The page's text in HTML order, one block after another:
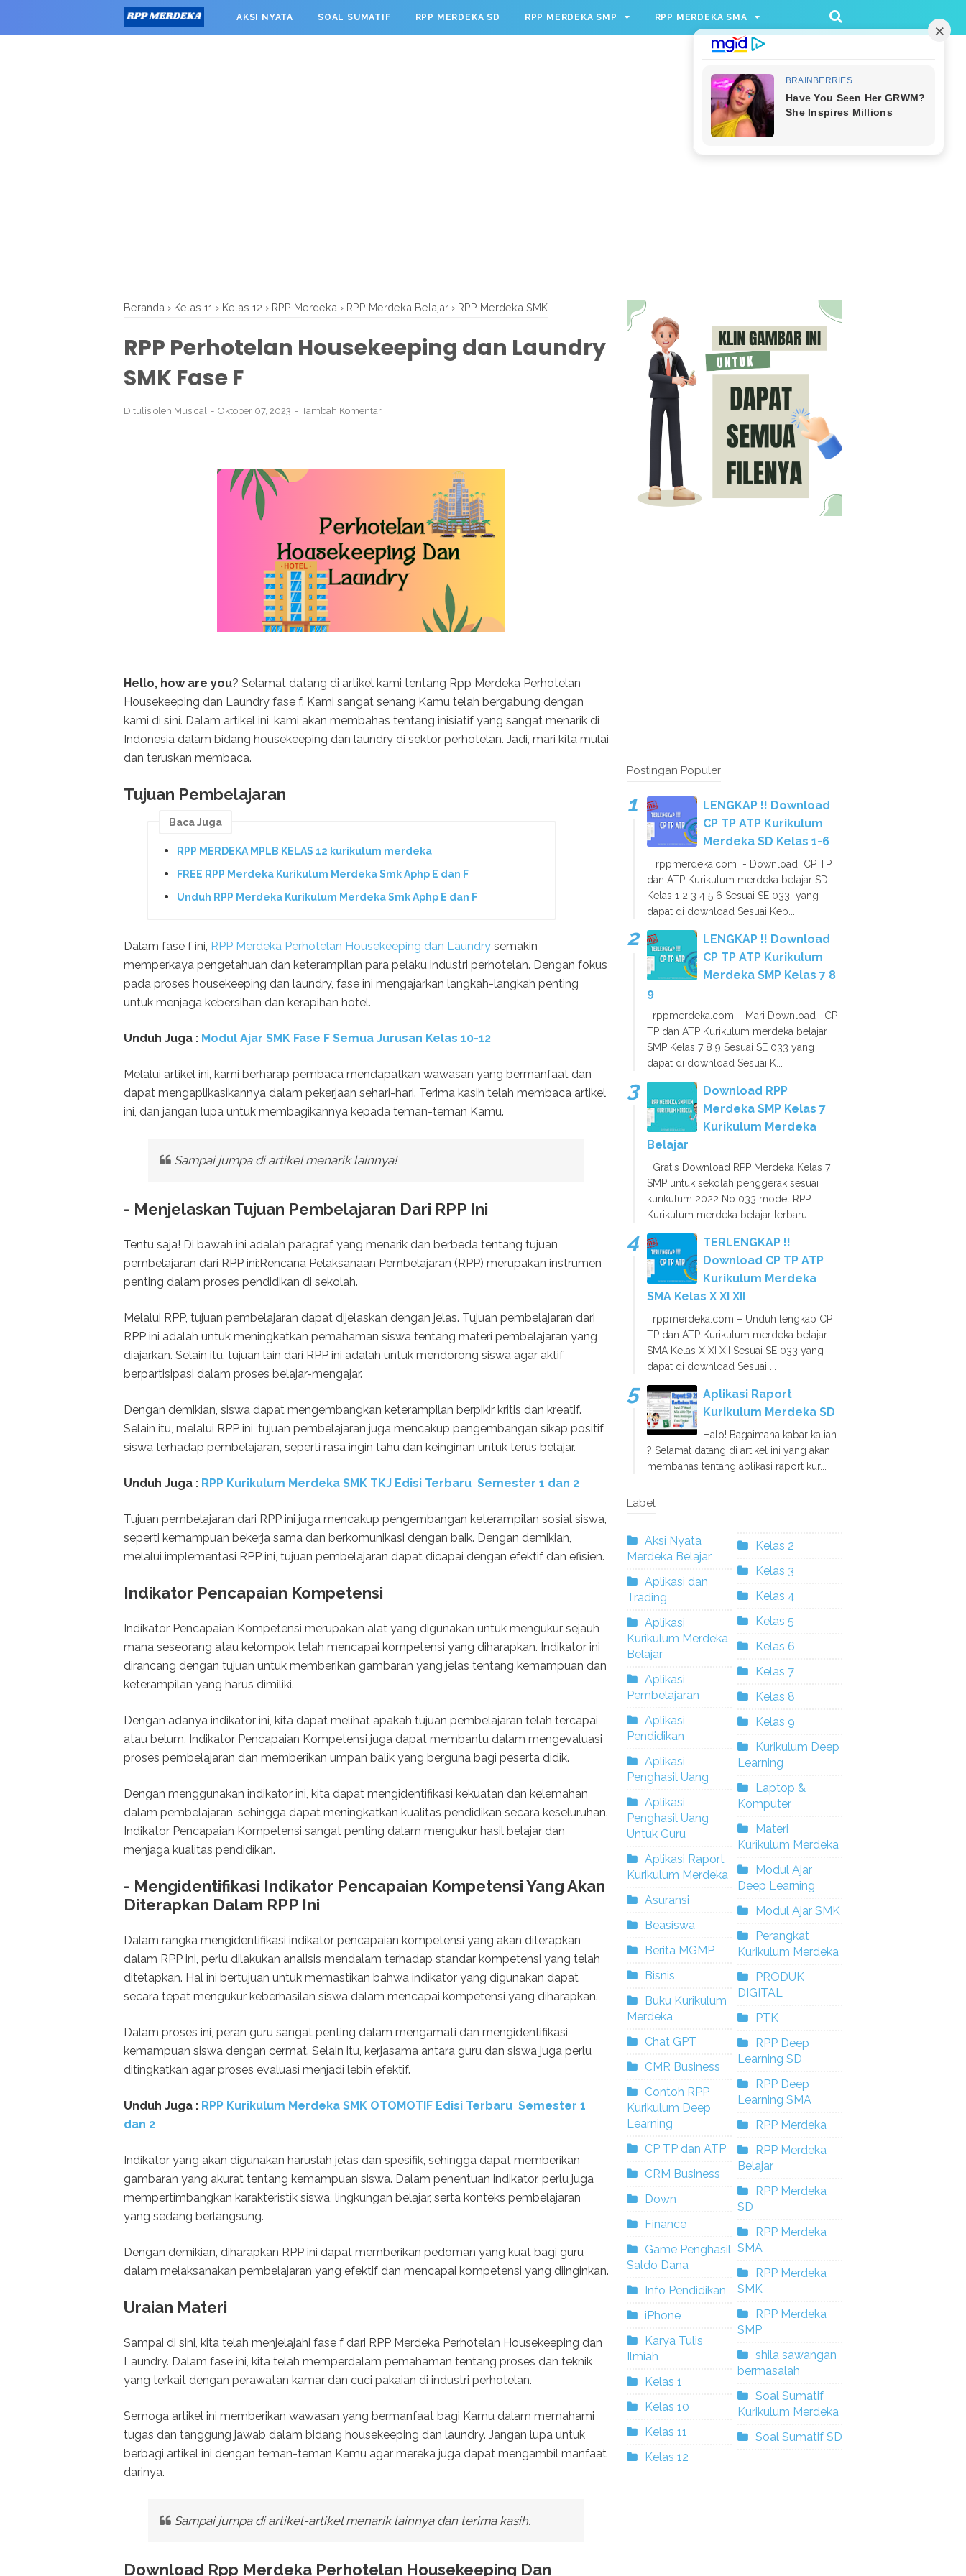
window.googletag = window.googletag || {cmd: []}; googletag.cmd.push(function() { googletag.defineSlot('/23209888932/rppmer', [336, 280], 'div-gpt-ad-1733174991559-
0').addService(googletag.pubads()); googletag.pubads().enableSingleRequest(); googletag.enableServices(); });
AKSI NYATA SOAL SUMATIF RPP MERDEKA SD RPP MERDEKA SMP RPP MERDEKA SMA
Beranda › Kelas 11 › Kelas 12 › RPP Merdeka › RPP Merdeka Belajar › RPP Merdeka SMK
RPP Perhotelan Housekeeping dan Laundry
SMK Fase F
Ditulis oleh Musical Oktober 07, 2023 Tambah Komentar
Hello, how are you? Selamat datang di artikel kami tentang Rpp Merdeka Perhotelan
Housekeeping dan Laundry fase f. Kami sangat senang Kamu telah bergabung dengan
kami di sini. Dalam artikel ini, kami akan membahas tentang inisiatif yang sangat menarik di
Indonesia dalam bidang housekeeping dan laundry di sektor perhotelan. Jadi, mari kita mulai
dan teruskan membaca.
Tujuan Pembelajaran
Baca Juga
RPP MERDEKA MPLB KELAS 12 kurikulum merdeka
FREE RPP Merdeka Kurikulum Merdeka Smk Aphp E dan F
Unduh RPP Merdeka Kurikulum Merdeka Smk Aphp E dan F
Dalam fase f ini, RPP Merdeka Perhotelan Housekeeping dan Laundry semakin
memperkaya pengetahuan dan keterampilan para pelaku industri perhotelan. Dengan fokus
pada proses housekeeping dan laundry, fase ini mengajarkan langkah-langkah penting
untuk menjaga kebersihan dan kerapihan hotel.
Unduh Juga : Modul Ajar SMK Fase F Semua Jurusan Kelas 10-12
Melalui artikel ini, kami berharap pembaca mendapatkan wawasan yang bermanfaat dan
dapat mengaplikasikannya dalam pekerjaan sehari-hari. Terima kasih telah membaca artikel
ini, dan jangan lupa untuk membagikannya kepada teman-teman Kamu.
Sampai jumpa di artikel menarik lainnya!
- Menjelaskan Tujuan Pembelajaran Dari RPP Ini
Tentu saja! Di bawah ini adalah paragraf yang menarik dan berbeda tentang tujuan
pembelajaran dari RPP ini:Rencana Pelaksanaan Pembelajaran (RPP) merupakan instrumen
penting dalam proses pendidikan di sekolah.
Melalui RPP, tujuan pembelajaran dapat dijelaskan dengan jelas. Tujuan pembelajaran dari
RPP ini adalah untuk meningkatkan pemahaman siswa tentang materi pembelajaran yang
diajarkan. Selain itu, tujuan lain dari RPP ini adalah untuk mendorong siswa agar aktif
berpartisipasi dalam proses belajar-mengajar.
Dengan demikian, siswa dapat mengembangkan keterampilan berpikir kritis dan kreatif.
Selain itu, melalui RPP ini, tujuan pembelajaran juga mencakup pengembangan sikap positif
siswa terhadap pembelajaran, seperti rasa ingin tahu dan keinginan untuk terus belajar.
Unduh Juga : RPP Kurikulum Merdeka SMK TKJ Edisi Terbaru Semester 1 dan 2
Tujuan pembelajaran dari RPP ini juga mencakup pengembangan keterampilan sosial siswa,
seperti kemampuan bekerja sama dan berkomunikasi dengan baik. Dengan demikian,
melalui implementasi RPP ini, tujuan pembelajaran dapat dicapai dengan efektif dan efisien.
Indikator Pencapaian Kompetensi
Indikator Pencapaian Kompetensi merupakan alat yang digunakan untuk mengukur sejauh
mana seseorang atau kelompok telah mencapai kompetensi yang diharapkan. Indikator ini
dirancang dengan tujuan untuk memberikan gambaran yang jelas tentang kemampuan dan
keterampilan yang harus dimiliki.
Dengan adanya indikator ini, kita dapat melihat apakah tujuan pembelajaran telah tercapai
atau belum. Indikator Pencapaian Kompetensi juga dapat membantu dalam mengevaluasi
proses pembelajaran dan memberikan umpan balik yang berguna bagi peserta didik.
Dengan menggunakan indikator ini, kita dapat mengidentifikasi kekuatan dan kelemahan
dalam pembelajaran, sehingga dapat meningkatkan kualitas pendidikan secara keseluruhan.
Indikator Pencapaian Kompetensi sangat penting dalam mengukur hasil belajar dan
menjaga kualitas pendidikan.
- Mengidentifikasi Indikator Pencapaian Kompetensi Yang Akan
Diterapkan Dalam RPP Ini
Dalam rangka mengidentifikasi indikator pencapaian kompetensi yang akan diterapkan
dalam RPP ini, perlu dilakukan analisis mendalam terhadap standar kompetensi yang telah
ditetapkan. Hal ini bertujuan untuk memastikan bahwa indikator yang digunakan dapat
secara tepat mengukur keberhasilan siswa dalam mencapai kompetensi yang diharapkan.
Dalam proses ini, peran guru sangat penting dalam mengamati dan mengidentifikasi
kemampuan siswa dengan cermat. Selain itu, kerjasama antara guru dan siswa juga perlu
ditingkatkan agar proses evaluasi menjadi lebih efektif.
Unduh Juga : RPP Kurikulum Merdeka SMK OTOMOTIF Edisi Terbaru Semester 1
dan 2
Indikator yang akan digunakan haruslah jelas dan spesifik, sehingga dapat memberikan
gambaran yang akurat tentang kemampuan siswa. Dalam penentuan indikator, perlu juga
mempertimbangkan karakteristik siswa, lingkungan belajar, serta konteks pembelajaran
yang sedang berlangsung.
Dengan demikian, diharapkan RPP ini dapat memberikan pedoman yang kuat bagi guru
dalam melaksanakan pembelajaran yang efektif dan mencapai kompetensi yang diinginkan.
Uraian Materi
Sampai di sini, kita telah menjelajahi fase f dari RPP Merdeka Perhotelan Housekeeping dan
Laundry. Dalam fase ini, kita telah memperdalam pemahaman tentang proses dan teknik
yang terkait dengan perawatan kamar dan cuci pakaian di industri perhotelan.
Semoga artikel ini memberikan wawasan yang bermanfaat bagi Kamu dalam memahami
tugas dan tanggung jawab dalam bidang housekeeping dan laundry. Jangan lupa untuk
berbagi artikel ini dengan teman-teman Kamu agar mereka juga dapat mengambil manfaat
darinya.
Sampai jumpa di artikel-artikel menarik lainnya dan terima kasih.
Download Rpp Merdeka Perhotelan Housekeeping Dan
Postingan Populer
LENGKAP !! Download
CP TP ATP Kurikulum
Merdeka SD Kelas 1-6
rppmerdeka.com - Download CP TP
dan ATP Kurikulum merdeka belajar SD
Kelas 1 2 3 4 5 6 Sesuai SE 033 yang
dapat di download Sesuai Kep...
LENGKAP !! Download
CP TP ATP Kurikulum
Merdeka SMP Kelas 7 8
9
rppmerdeka.com – Mari Download CP
TP dan ATP Kurikulum merdeka belajar
SMP Kelas 7 8 9 Sesuai SE 033 yang
dapat di download Sesuai K...
Download RPP
Merdeka SMP Kelas 7
Kurikulum Merdeka
Belajar
Gratis Download RPP Merdeka Kelas 7
SMP untuk sekolah penggerak sesuai
kurikulum 2022 No 033 model RPP
Kurikulum merdeka belajar terbaru...
TERLENGKAP !!
Download CP TP ATP
Kurikulum Merdeka
SMA Kelas X XI XII
rppmerdeka.com – Unduh lengkap CP
TP dan ATP Kurikulum merdeka belajar
SMA Kelas X XI XII Sesuai SE 033 yang
dapat di download Sesuai ...
Aplikasi Raport
Kurikulum Merdeka SD
Halo! Bagaimana kabar kalian
? Selamat datang di artikel ini yang akan
membahas tentang aplikasi raport kur...
Label
Aksi Nyata
Merdeka Belajar
Aplikasi dan
Trading
Aplikasi
Kurikulum Merdeka
Belajar
Aplikasi
Pembelajaran
Aplikasi
Pendidikan
Aplikasi
Penghasil Uang
Aplikasi
Penghasil Uang
Untuk Guru
Aplikasi Raport
Kurikulum Merdeka
Asuransi
Beasiswa
Berita MGMP
Bisnis
Buku Kurikulum
Merdeka
Chat GPT
CMR Business
Contoh RPP
Kurikulum Deep
Learning
CP TP dan ATP
CRM Business
Down
Finance
Game Penghasil
Saldo Dana
Info Pendidikan
iPhone
Karya Tulis
Ilmiah
Kelas 1
Kelas 10
Kelas 11
Kelas 12
Kelas 2
Kelas 3
Kelas 4
Kelas 5
Kelas 6
Kelas 7
Kelas 8
Kelas 9
Kurikulum Deep
Learning
Laptop &
Komputer
Materi
Kurikulum Merdeka
Modul Ajar
Deep Learning
Modul Ajar SMK
Perangkat
Kurikulum Merdeka
PRODUK
DIGITAL
PTK
RPP Deep
Learning SD
RPP Deep
Learning SMA
RPP Merdeka
RPP Merdeka
Belajar
RPP Merdeka
SD
RPP Merdeka
SMA
RPP Merdeka
SMK
RPP Merdeka
SMP
shila sawangan
bermasalah
Soal Sumatif
Kurikulum Merdeka
Soal Sumatif SD